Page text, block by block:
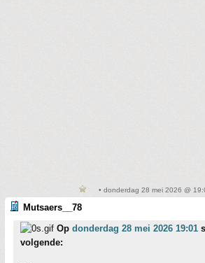
• donderdag 28 mei 2026 @
Mutsaers__78
Op donderdag 28 mei 2026 19:01
volgende: